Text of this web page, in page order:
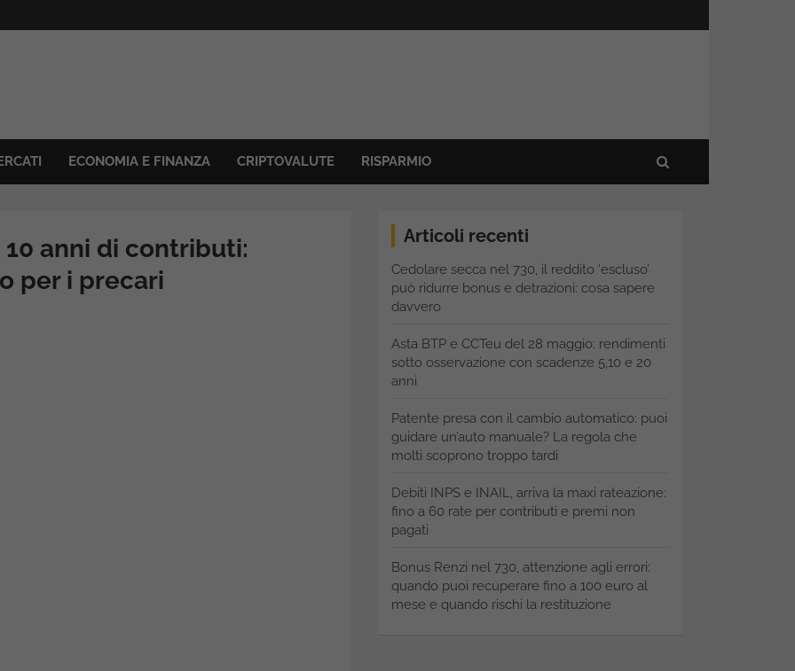
ECONOMIA E FINANZA CRIPTOVALUTE RISPARMIO
anni di contributi:
per i precari
Articoli recenti
Cedolare secca nel 730, il reddito ‘escluso’
può ridurre bonus e detrazioni: cosa sapere
davvero
Asta BTP e CCTeu del 28 maggio: rendimenti
sotto osservazione con scadenze 5,10 e 20
anni
Patente presa con il cambio automatico: puoi
guidare un’auto manuale? La regola che
molti scoprono troppo tardi
Debiti INPS e INAIL, arriva la maxi rateazione:
fino a 60 rate per contributi e premi non
pagati
Bonus Renzi nel 730, attenzione agli errori:
quando puoi recuperare fino a 100 euro al
mese e quando rischi la restituzione